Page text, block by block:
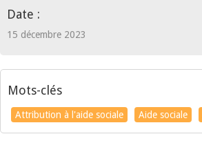
Date :
15 décembre 2023
Mots-clés
Attribution à l'aide sociale Aide sociale